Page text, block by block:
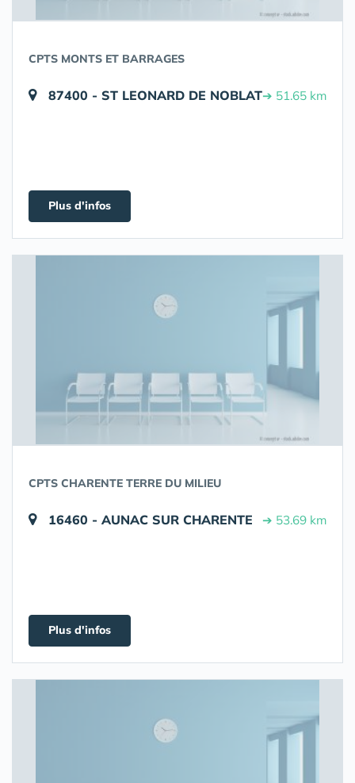
CPTS MONTS ET BARRAGES
87400 - ST LEONARD DE NOBLAT➔ 51.65 km
Plus d'infos
CPTS CHARENTE TERRE DU MILIEU
16460 - AUNAC SUR CHARENTE ➔ 53.69 km
Plus d'infos